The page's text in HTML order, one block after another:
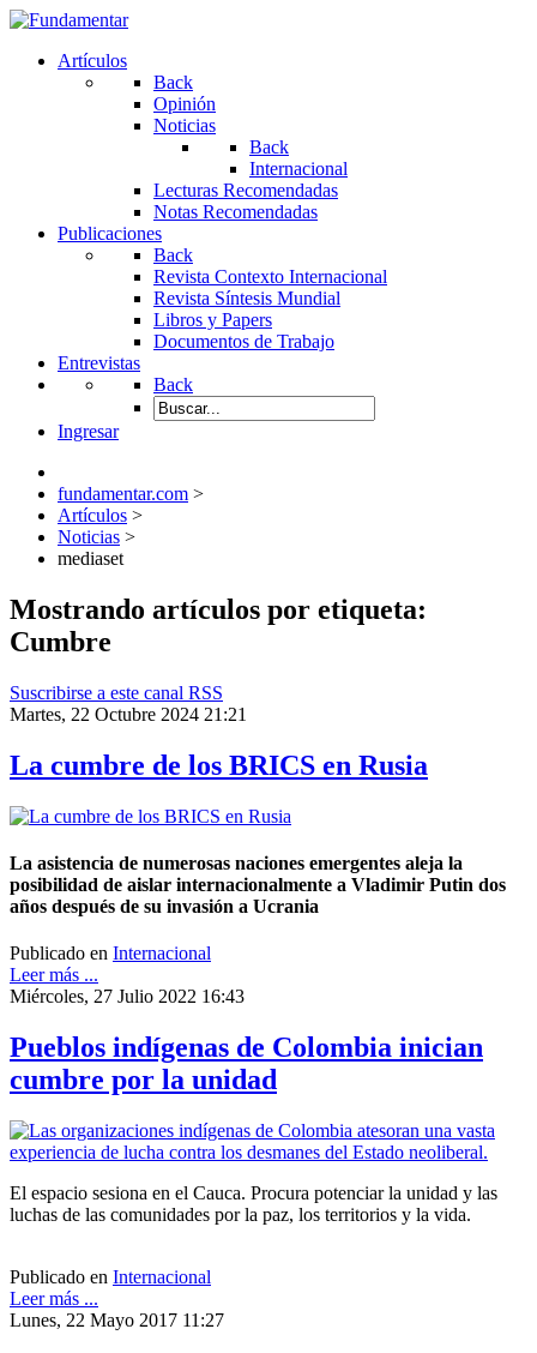
Artículos
Back
Opinión
Noticias
Back
Internacional
Lecturas Recomendadas
Notas Recomendadas
Publicaciones
Back
Revista Contexto Internacional
Revista Síntesis Mundial
Libros y Papers
Documentos de Trabajo
Entrevistas
Back
Ingresar
fundamentar.com >
Artículos >
Noticias >
mediaset
Mostrando artículos por etiqueta:
Cumbre
Suscribirse a este canal RSS
Martes, 22 Octubre 2024 21:21
La cumbre de los BRICS en Rusia
La asistencia de numerosas naciones emergentes aleja la
posibilidad de aislar internacionalmente a Vladimir Putin dos
años después de su invasión a Ucrania
Publicado en Internacional
Leer más ...
Miércoles, 27 Julio 2022 16:43
Pueblos indígenas de Colombia inician
cumbre por la unidad
El espacio sesiona en el Cauca. Procura potenciar la unidad y las
luchas de las comunidades por la paz, los territorios y la vida.
Publicado en Internacional
Leer más ...
Lunes, 22 Mayo 2017 11:27